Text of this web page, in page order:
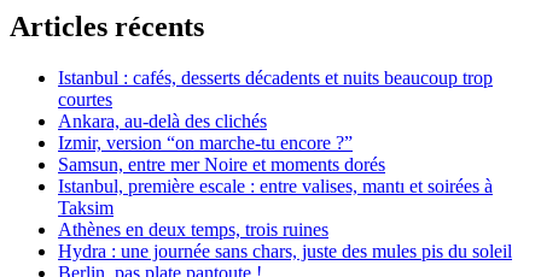
Articles récents
Istanbul : cafés, desserts décadents et nuits beaucoup trop
courtes
Ankara, au-delà des clichés
Izmir, version “on marche-tu encore ?”
Samsun, entre mer Noire et moments dorés
Istanbul, première escale : entre valises, mantı et soirées à
Taksim
Athènes en deux temps, trois ruines
Hydra : une journée sans chars, juste des mules pis du soleil